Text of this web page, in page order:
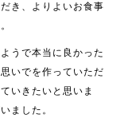
き、よりよいお食事
うで本当に良かった
いでを作っていただ
いきたいと思いま
ました。